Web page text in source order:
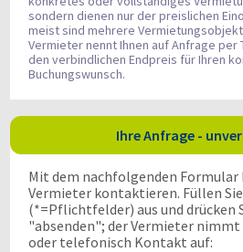
sondern dienen nur der preislichen
meist sind mehrere
Vermieter nennt Ihnen auf Anfrage per
den verbindlichen Endpreis für Ihren
Buchungswunsch.
Ihre Anfrage -
Mit dem nachfolgenden Formular
Vermieter kontaktieren. Füllen
(*=Pflichtfelder) aus und drücken
"absenden"; der Vermieter
oder telefonisch Kontakt auf: